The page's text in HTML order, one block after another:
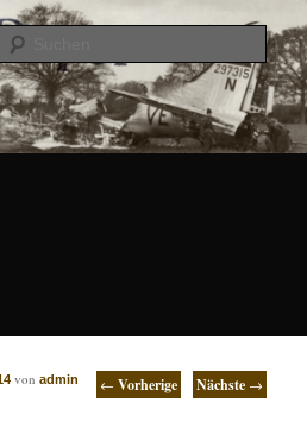
← Vorherige Nächste →
vonadmin